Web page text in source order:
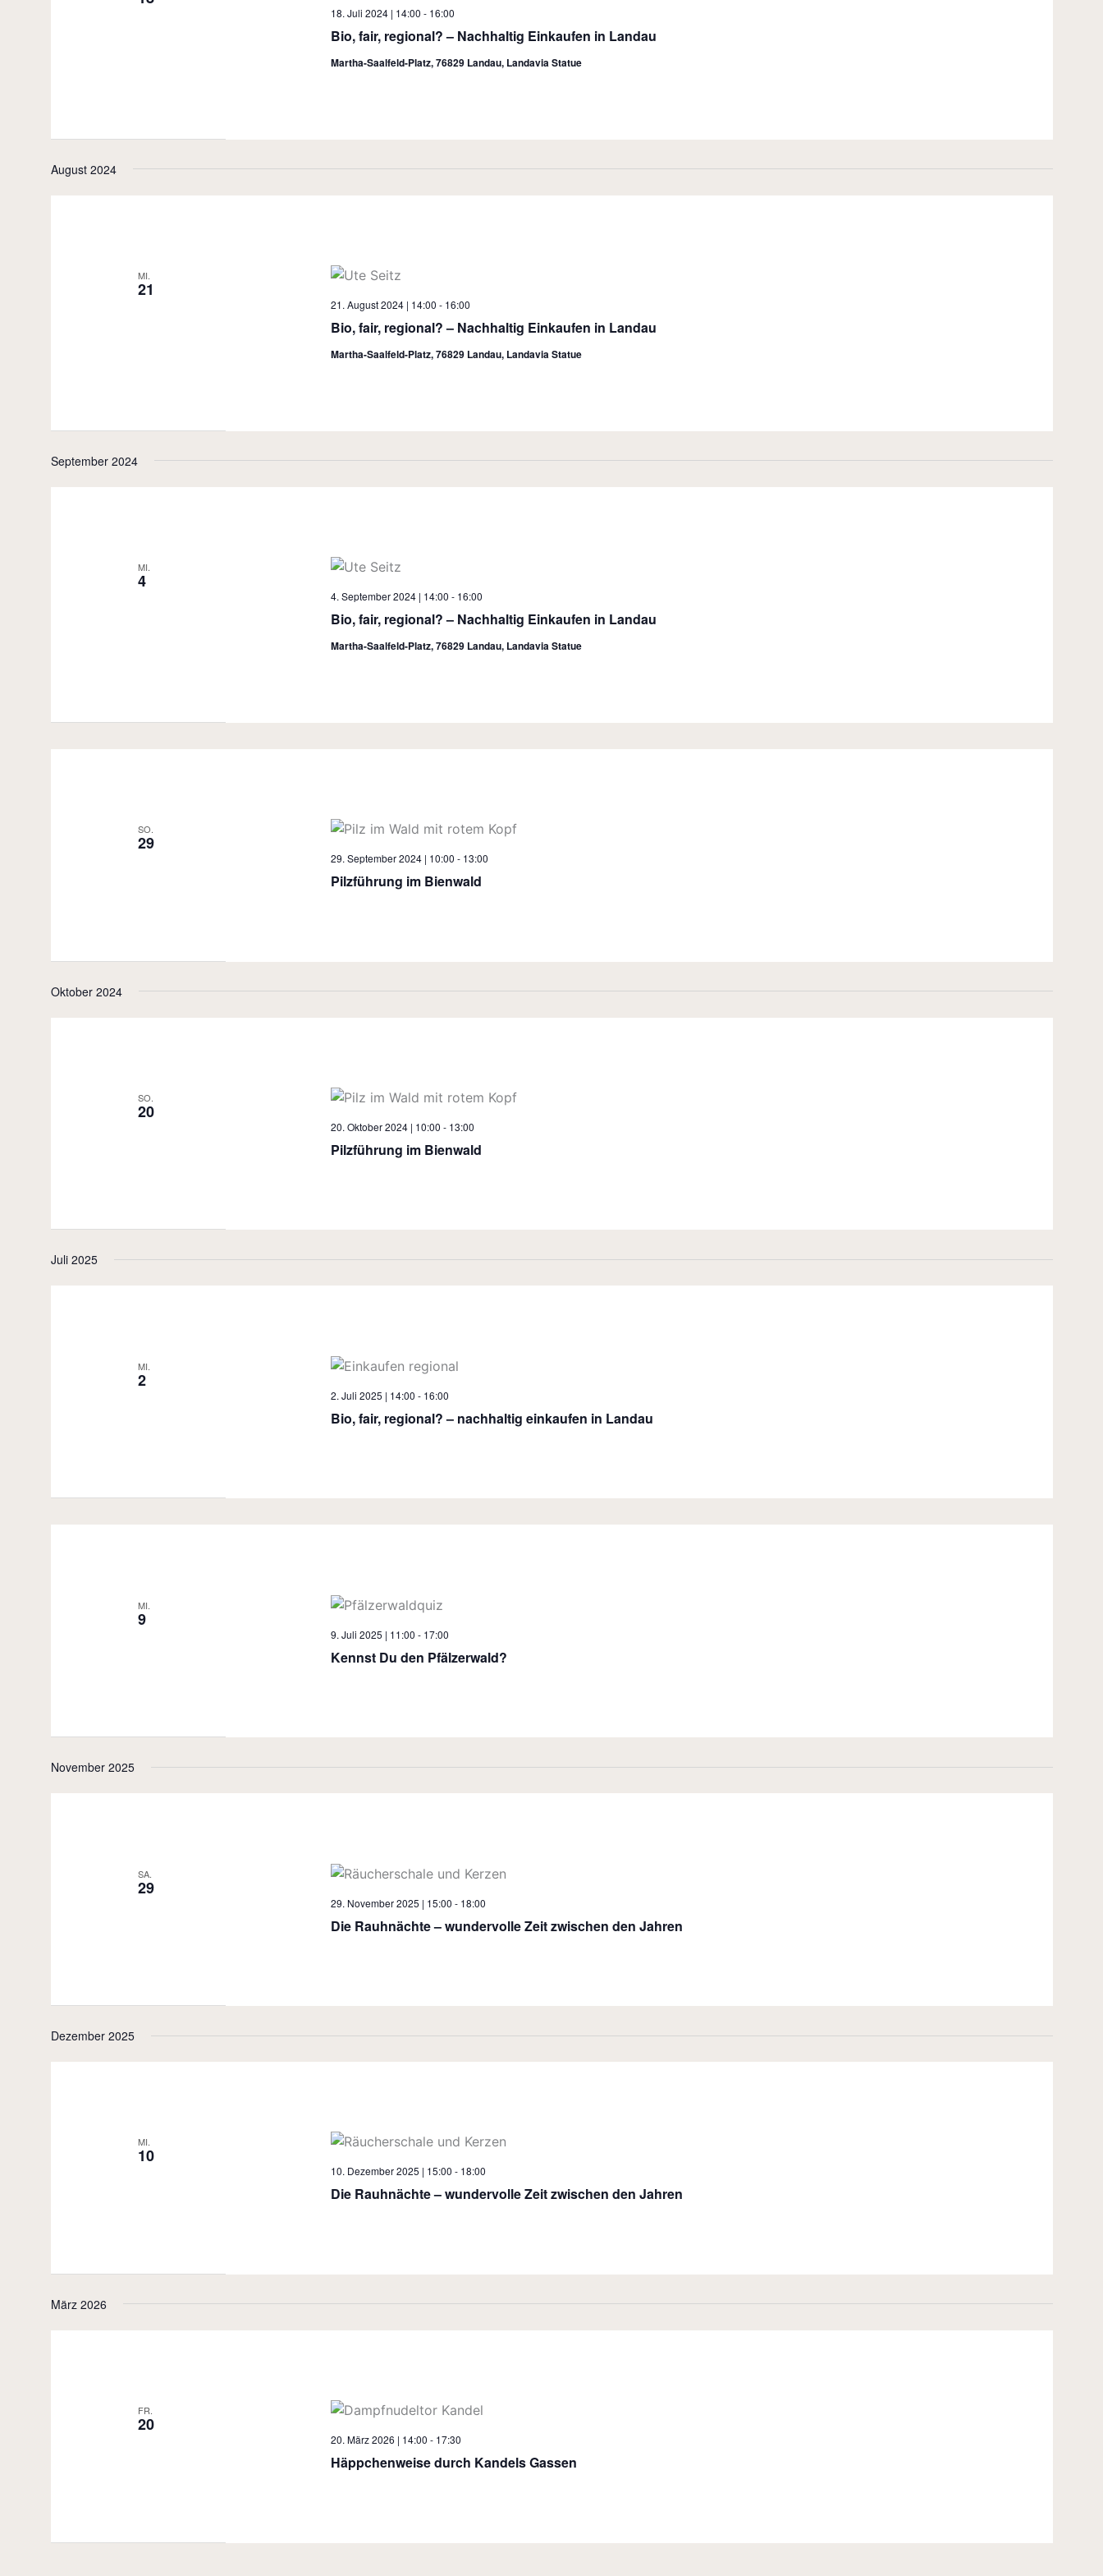
Bio, fair, regional? – Nachhaltig Einkaufen in Landau
18. Juli 2024 | 14:00 - 16:00
Martha-Saalfeld-Platz, 76829 Landau, Landavia Statue
August 2024
MI.
21
Bio, fair, regional? – Nachhaltig Einkaufen in Landau
21. August 2024 | 14:00 - 16:00
Martha-Saalfeld-Platz, 76829 Landau, Landavia Statue
September 2024
MI.
4
Bio, fair, regional? – Nachhaltig Einkaufen in Landau
4. September 2024 | 14:00 - 16:00
Martha-Saalfeld-Platz, 76829 Landau, Landavia Statue
SO.
29
Pilzführung im Bienwald
29. September 2024 | 10:00 - 13:00
Oktober 2024
SO.
20
Pilzführung im Bienwald
20. Oktober 2024 | 10:00 - 13:00
Juli 2025
MI.
2
Bio, fair, regional? – nachhaltig einkaufen in Landau
2. Juli 2025 | 14:00 - 16:00
MI.
9
Kennst Du den Pfälzerwald?
9. Juli 2025 | 11:00 - 17:00
November 2025
SA.
29
Die Rauhnächte – wundervolle Zeit zwischen den Jahren
29. November 2025 | 15:00 - 18:00
Dezember 2025
MI.
10
Die Rauhnächte – wundervolle Zeit zwischen den Jahren
10. Dezember 2025 | 15:00 - 18:00
März 2026
FR.
20
Häppchenweise durch Kandels Gassen
20. März 2026 | 14:00 - 17:30